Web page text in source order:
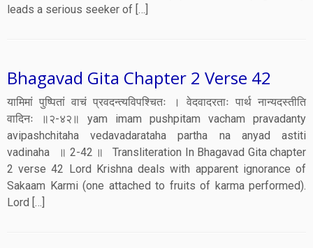
leads a serious seeker of […]
Bhagavad Gita Chapter 2 Verse 42
यामिमां पुष्पितां वाचं प्रवदन्त्यविपश्चितः । वेदवादरताः पार्थ नान्यदस्तीति
वादिनः ॥२-४२॥ yam imam pushpitam vacham pravadanty
avipashchitaha vedavadarataha partha na anyad astiti
vadinaha ॥ 2-42 ॥ Transliteration In Bhagavad Gita chapter
2 verse 42 Lord Krishna deals with apparent ignorance of
Sakaam Karmi (one attached to fruits of karma performed).
Lord […]